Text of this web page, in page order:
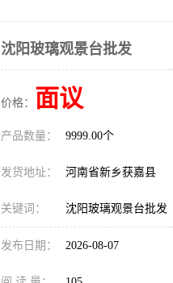
沈阳玻璃观景台批发
价格： 面议
产品数量： 9999.00个
发货地址： 河南省新乡获嘉县
关键词： 沈阳玻璃观景台批发
发布日期： 2026-08-07